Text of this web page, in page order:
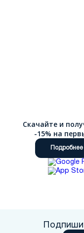
Скачайте и
-15% на
Подробнее